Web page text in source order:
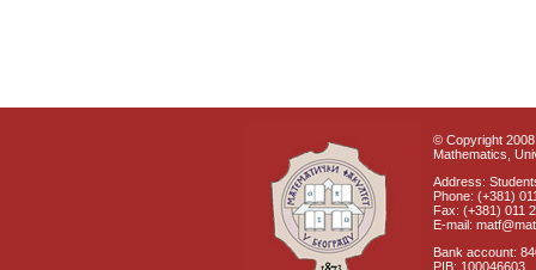
© Copyright
Mathematics,
Address:
Phone: (+381)
Fax: (+381) 011
E-mail:
Bank account:
PIB: 100046603